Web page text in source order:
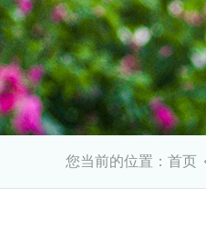
您当前的位置： 首页